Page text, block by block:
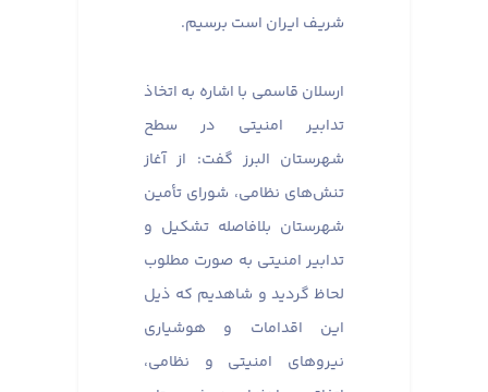
شریف ایران است برسیم.
ارسلان قاسمی با اشاره به اتخاذ
تدابیر امنیتی در سطح
شهرستان البرز گفت: از آغاز
تنش‌های نظامی، شورای تأمین
شهرستان بلافاصله تشکیل و
تدابیر امنیتی به صورت مطلوب
لحاظ گردید و شاهدیم که ذیل
این اقدامات و هوشیاری
نیروهای امنیتی و نظامی،